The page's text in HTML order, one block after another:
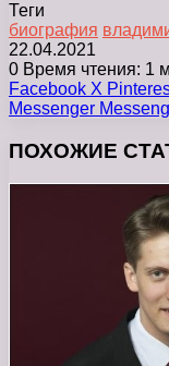
Теги
биография
22.04.2021
0 Время чтения: 1
Facebook X
Messenger
ПОХОЖИЕ